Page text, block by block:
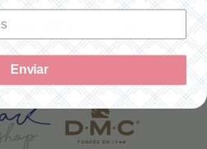
Enviar